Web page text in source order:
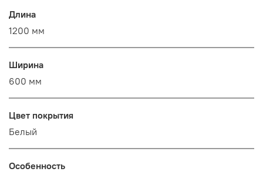
Длина
1200 мм
Ширина
600 мм
Цвет покрытия
Белый
Особенность